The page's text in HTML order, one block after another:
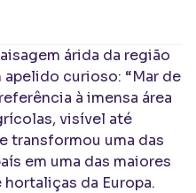
árida da região
curioso: “Mar de
à imensa área
visível até
transformou uma das
em uma das maiores
da Europa.